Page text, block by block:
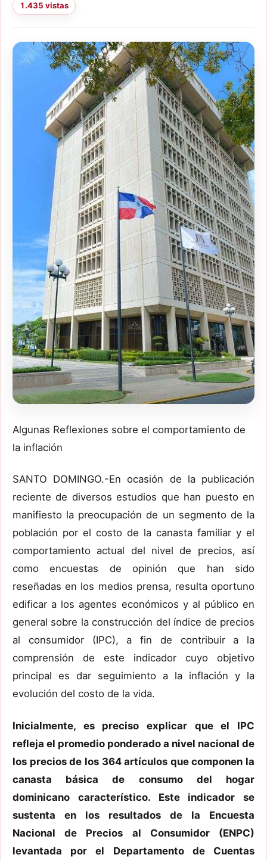
1.435 vistas
Algunas Reflexiones sobre el comportamiento de
la inflación
SANTO DOMINGO.-En ocasión de la publicación
reciente de diversos estudios que han puesto en
manifiesto la preocupación de un segmento de la
población por el costo de la canasta familiar y el
comportamiento actual del nivel de precios, así
como encuestas de opinión que han sido
reseñadas en los medios prensa, resulta oportuno
edificar a los agentes económicos y al público en
general sobre la construcción del índice de precios
al consumidor (IPC), a fin de contribuir a la
comprensión de este indicador cuyo objetivo
principal es dar seguimiento a la inflación y la
evolución del costo de la vida.
Inicialmente, es preciso explicar que el IPC
refleja el promedio ponderado a nivel nacional de
los precios de los 364 artículos que componen la
canasta básica de consumo del hogar
dominicano característico. Este indicador se
sustenta en los resultados de la Encuesta
Nacional de Precios al Consumidor (ENPC)
levantada por el Departamento de Cuentas